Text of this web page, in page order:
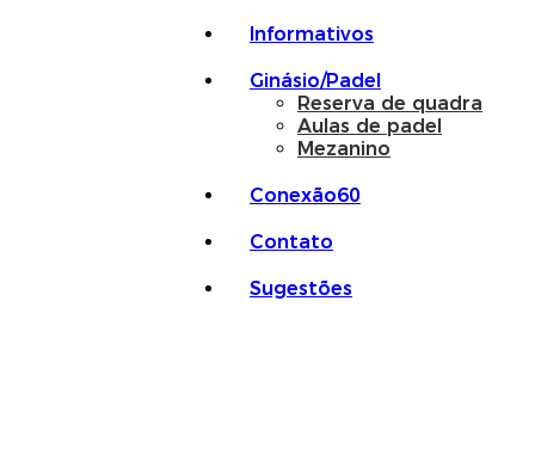
Informativos
Ginásio/Padel
Reserva de quadra
Aulas de padel
Mezanino
Conexão60
Contato
Sugestões